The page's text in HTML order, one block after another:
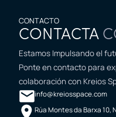
CONTACTO
CONTACTA
Estamos Impulsando el
Ponte en contacto para
colaboración con Kreios
info@kreiosspace.com
Rúa Montes da Barxa 10,